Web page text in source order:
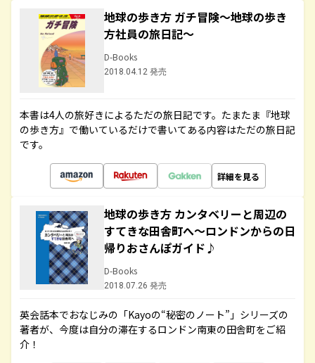
地球の歩き方 ガチ冒険～地球の歩き
方社員の旅日記～
D-Books
2018.04.12 発売
本書は4人の旅好きによるただの旅日記です。たまたま『地球
の歩き方』で働いているだけで書いてある内容はただの旅日記
です。
詳細を見る
地球の歩き方 カンタベリーと周辺の
すてきな田舎町へ～ロンドンからの日
帰りおさんぽガイド♪
D-Books
2018.07.26 発売
英会話本でおなじみの「Kayoの“秘密のノート”」シリーズの
著者が、今度は自分の滞在するロンドン南東の田舎町をご紹
介！